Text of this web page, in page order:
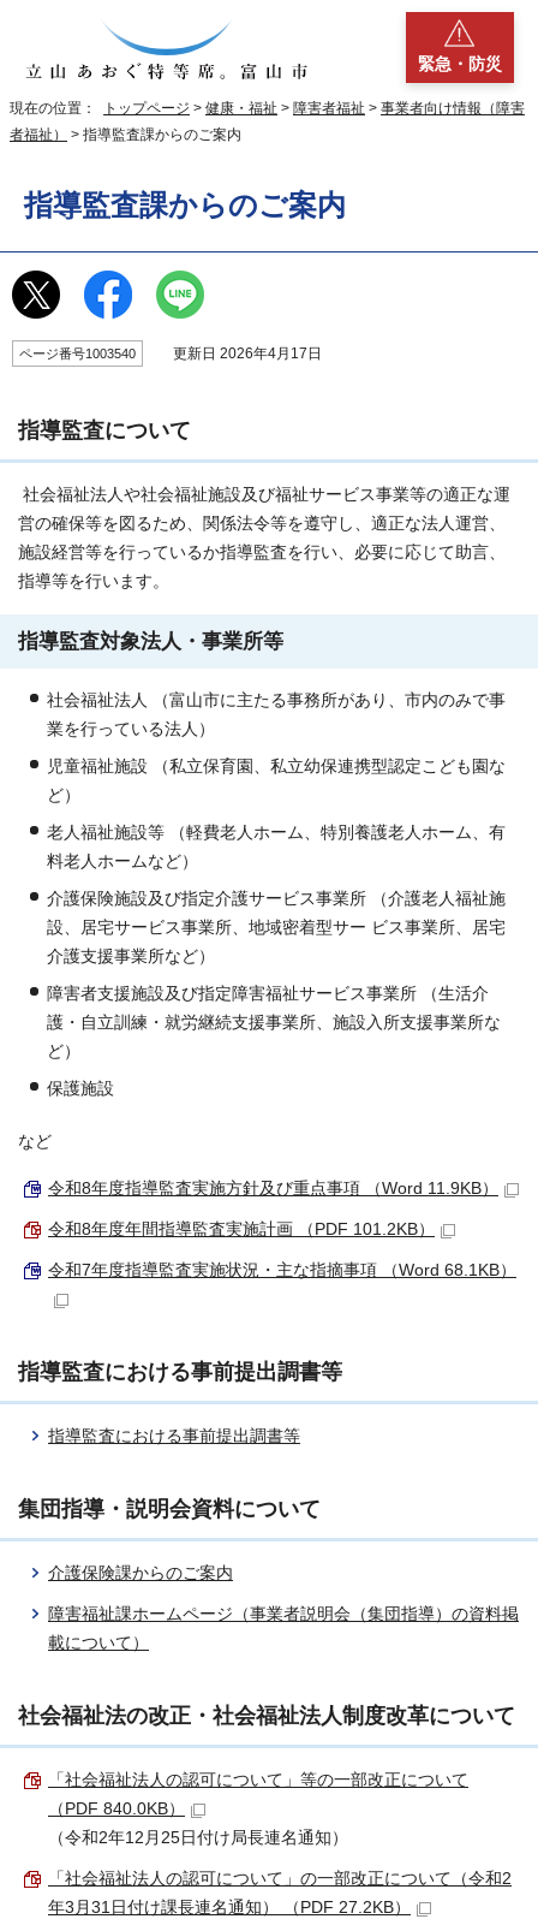
緊急・防災
現在の位置： トップページ > 健康・福祉 > 障害者福祉 > 事業者向け情報（障害
者福祉）
> 指導監査課からのご案内
指導監査課からのご案内
ページ番号1003540 更新日 2026年4月17日
指導監査について
社会福祉法人や社会福祉施設及び福祉サービス事業等の適正な運
営の確保等を図るため、関係法令等を遵守し、適正な法人運営、
施設経営等を行っているか指導監査を行い、必要に応じて助言、
指導等を行います。
指導監査対象法人・事業所等
社会福祉法人 （富山市に主たる事務所があり、市内のみで事
業を行っている法人）
児童福祉施設 （私立保育園、私立幼保連携型認定こども園な
ど）
老人福祉施設等 （軽費老人ホーム、特別養護老人ホーム、有
料老人ホームなど）
介護保険施設及び指定介護サービス事業所 （介護老人福祉施
設、居宅サービス事業所、地域密着型サー ビス事業所、居宅
介護支援事業所など）
障害者支援施設及び指定障害福祉サービス事業所 （生活介
護・自立訓練・就労継続支援事業所、施設入所支援事業所な
ど）
保護施設
など
令和8年度指導監査実施方針及び重点事項 （Word 11.9KB）
令和8年度年間指導監査実施計画 （PDF 101.2KB）
令和7年度指導監査実施状況・主な指摘事項 （Word 68.1KB）
指導監査における事前提出調書等
指導監査における事前提出調書等
集団指導・説明会資料について
介護保険課からのご案内
障害福祉課ホームページ（事業者説明会（集団指導）の資料掲
載について）
社会福祉法の改正・社会福祉法人制度改革について
「社会福祉法人の認可について」等の一部改正について
（PDF 840.0KB）
（令和2年12月25日付け局長連名通知）
「社会福祉法人の認可について」の一部改正について（令和2
年3月31日付け課長連名通知） （PDF 27.2KB）